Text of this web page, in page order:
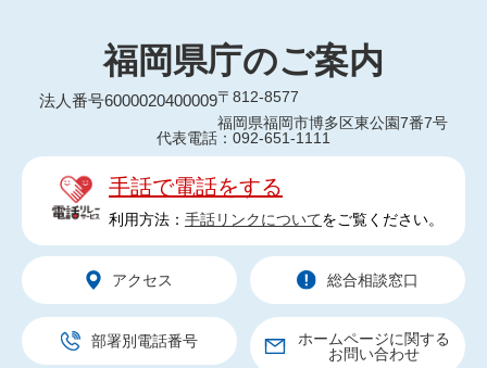
福岡県庁のご案内
法人番号6000020400009〒812-8577
福岡県福岡市博多区東公園7番7号
代表電話：092-651-1111
手話で電話をする
利用方法： 手話リンクについてをご覧ください。
アクセス 総合相談窓口
部署別電話番号
ホームページに関する
お問い合わせ